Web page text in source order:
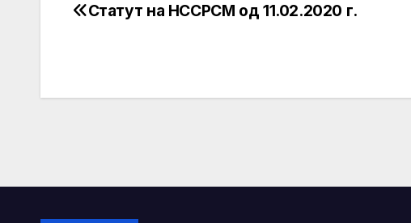
Post
Статут на НССРСМ од 11.02.2020 г.